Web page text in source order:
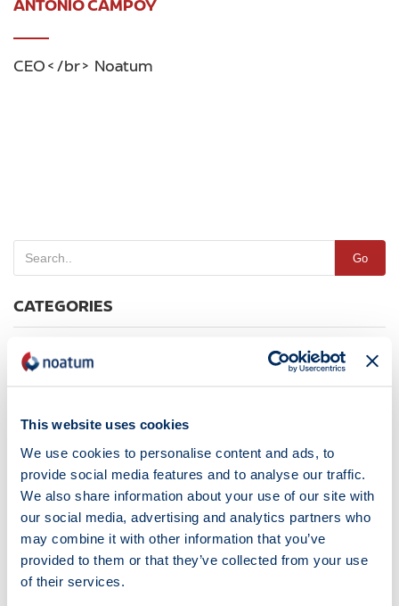
This website uses cookies
We use cookies to personalise content and ads, to
provide social media features and to analyse our traffic.
We also share information about your use of our site with
our social media, advertising and analytics partners who
may combine it with other information that you’ve
provided to them or that they’ve collected from your use
of their services.
ANTONIO CAMPOY
CEO</br> Noatum
Go
CATEGORIES
Featured
ÉTIQUETTES
Alberto Hernández Alcoa Carriers Awards
Argelia
Autoterminal
Barcelona Certification
Cesar Cegarra
Construction
Espagne Faro PortCastelló
Foires Et Congrès
Houston
ISO IX Fiesta De La Logística